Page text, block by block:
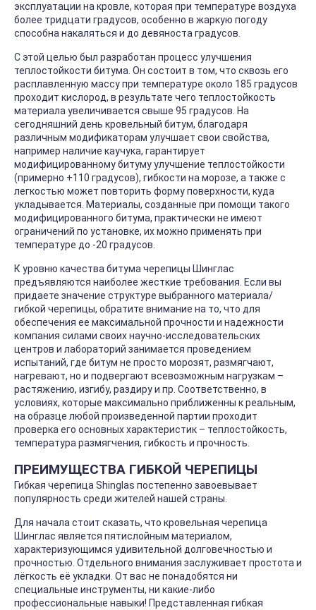
эксплуатации на кровле, которая при температуре воздуха
более тридцати градусов, особенно в жаркую погоду
способна накаляться и до девяноста градусов.
С этой целью был разработан процесс улучшения
теплостойкости битума. Он состоит в том, что сквозь его
расплавленную массу при температуре около 185 градусов
проходит кислород, в результате чего теплостойкость
материала увеличивается свыше 95 градусов. На
сегодняшний день кровельный битум, благодаря
различным модификаторам улучшает свои свойства,
например наличие каучука, гарантирует
модифицированному битуму улучшение теплостойкости
(примерно +110 градусов), гибкости на морозе, а также с
легкостью может повторить форму поверхности, куда
укладывается. Материалы, созданные при помощи такого
модифицированного битума, практически не имеют
ограничений по установке, их можно применять при
температуре до -20 градусов.
К уровню качества битума черепицы Шинглас
предъявляются наиболее жесткие требования. Если вы
придаете значение структуре выбранного материала/
гибкой черепицы, обратите внимание на то, что для
обеспечения ее максимальной прочности и надежности
компания силами своих научно-исследовательских
центров и лабораторий занимается проведением
испытаний, где битум не просто морозят, размягчают,
нагревают, но и подвергают всевозможным нагрузкам –
растяжению, изгибу, раздиру и пр. Соответственно, в
условиях, которые максимально приближенны к реальным,
на образце любой произведенной партии проходит
проверка его основных характеристик – теплостойкость,
температура размягчения, гибкость и прочность.
ПРЕИМУЩЕСТВА ГИБКОЙ ЧЕРЕПИЦЫ
Гибкая черепица Shinglas постепенно завоевывает
популярность среди жителей нашей страны.
Для начала стоит сказать, что кровельная черепица
Шинглас является пятислойным материалом,
характеризующимся удивительной долговечностью и
прочностью. Отдельного внимания заслуживает простота и
лёгкость её укладки. От вас не понадобятся ни
специальные инструменты, ни какие-либо
профессиональные навыки! Представленная гибкая